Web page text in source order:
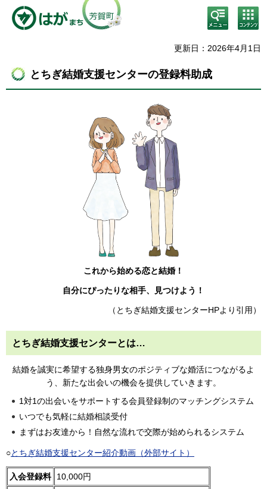
検
索・
メニ
コン
テン
ニュ
更新日：2026年4月1日
とちぎ結婚支援センターの登録料助成
これから始める恋と結婚！
自分にぴったりな相手、見つけよう！
（とちぎ結婚支援センターHPより引用）
とちぎ結婚支援センターとは…
結婚を誠実に希望する独身男女のポジティブな婚活につながるよ
う、新たな出会いの機会を提供していきます。
1対1の出会いをサポートする会員登録制のマッチングシステム
いつでも気軽に結婚相談受付
まずはお友達から！自然な流れで交際が始められるシステム
○とちぎ結婚支援センター紹介動画（外部サイト）
入会登録料
10,000円